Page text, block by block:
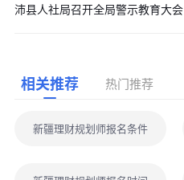
沛县人社局召开全局警示教育大会
相关推荐 热门推荐
新疆理财规划师报名条件